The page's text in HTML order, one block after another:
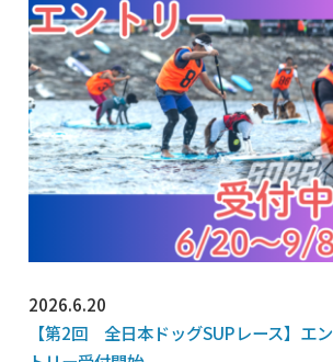
2026.6.20
【第2回 全日本ドッグSUPレース】エン